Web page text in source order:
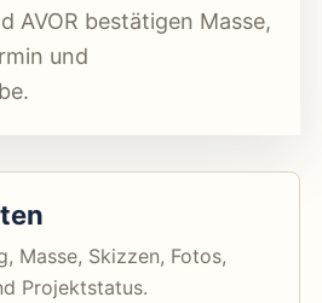
AVOR bestätigen Masse,
und
Masse, Skizzen, Fotos,
Projektstatus.